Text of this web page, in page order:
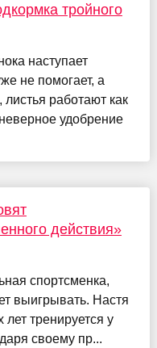
тройного
наступает
не помогает, а
работают как
удобрение
действия»
спортсменка,
выигрывать. Настя
тренируется у
своему пр...